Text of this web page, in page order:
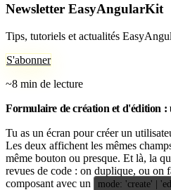
Newsletter EasyAngularKit
Tips, tutoriels et actualités
S'abonner
~8 min de lecture
Formulaire de création et d'édition :
Tu as un écran pour créer un
Les deux affichent les mêmes
même bouton ou presque. Et là, la
revues de code : on duplique, ou on
composant avec un
mode: 'create' |